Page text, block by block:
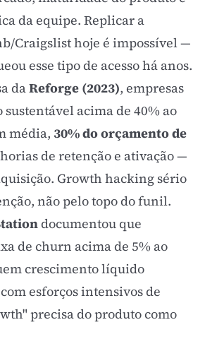
da equipe. Replicar a
Craigslist hoje é impossível —
esse tipo de acesso há anos.
daReforge (2023), empresas
acima de 40% ao
média, 30% do orçamento de
de retenção e ativação —
Growth hacking sério
não pelo topo do funil.
documentou que
de churn acima de 5% ao
crescimento líquido
esforços intensivos de
precisa do produto como